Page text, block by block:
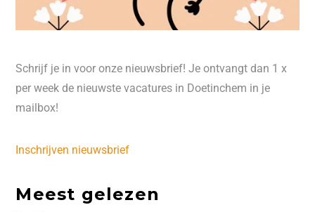
Schrijf je in voor onze nieuwsbrief! Je ontvangt dan 1 x
per week de nieuwste vacatures in Doetinchem in je
mailbox!
Inschrijven nieuwsbrief
Meest gelezen